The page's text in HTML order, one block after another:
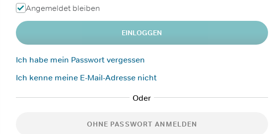
Angemeldet bleiben
EINLOGGEN
Ich habe mein Passwort vergessen
Ich kenne meine E-Mail-Adresse nicht
OHNE PASSWORT ANMELDEN